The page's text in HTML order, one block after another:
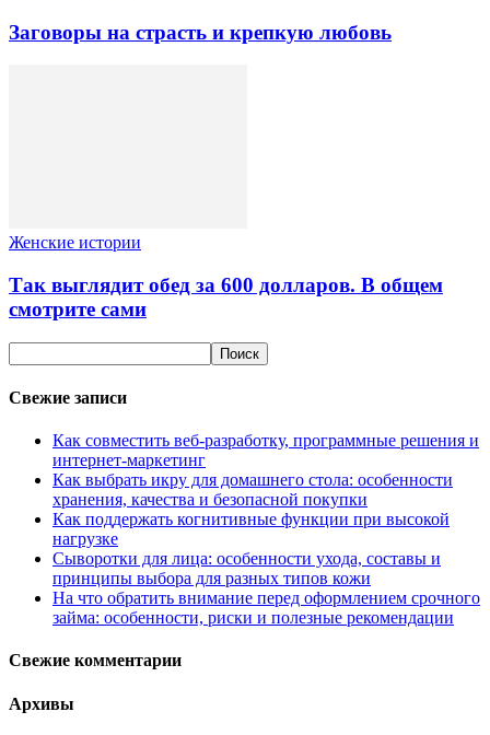
Заговоры на страсть и крепкую любовь
Женские истории
Так выглядит обед за 600 долларов. В общем
смотрите сами
Свежие записи
Как совместить веб-разработку, программные решения и
интернет-маркетинг
Как выбрать икру для домашнего стола: особенности
хранения, качества и безопасной покупки
Как поддержать когнитивные функции при высокой
нагрузке
Сыворотки для лица: особенности ухода, составы и
принципы выбора для разных типов кожи
На что обратить внимание перед оформлением срочного
займа: особенности, риски и полезные рекомендации
Свежие комментарии
Архивы